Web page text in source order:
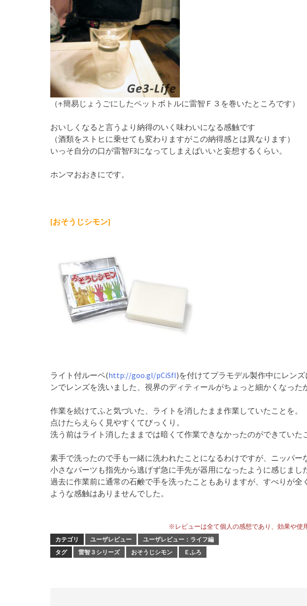
（↑簡易じょうごにしたペットボトルに雷智Ｆ３を巻いたところです）
おいしくなると言うより納得のいく味わいになる感触です
（酒類をストヒに乗せても変わりますがこの納得感とは異なります）
いっそ自分の口が雷智F3になってしまえばいいと妄想するくらい。
ホンマおおきにです。
[おそうじシモン]
ライト付ルーペ(http://goo.gl/pCiSfI)を付けてプラモデル製作中にレン
ンでレンズを洗いました、視界のディティールがちょっと細かくなった
作業を続けてふと気づいた、ライトを消したまま作業していたことを。
点けたらえらく見やすくてびっくり。
洗う前はライト消したままでは暗くて作業できなかったのができていた
素手で洗ったので手も一緒に洗われたことになるわけですが、ニッパー
小さなパーツも指先から逃げず急に手先が器用になったように感じまし
過去に作業前に通常の石鹸で手を洗ったこともありますが、すべりが全
ような感触はありませんでした。
※レビューは全て個人の感想であり、効果や使
カテゴリ ユーザレビュー
ユーザレビュー：ライフ編
タグ
雷智３シリーズ おそうじシモン Ｅふろ